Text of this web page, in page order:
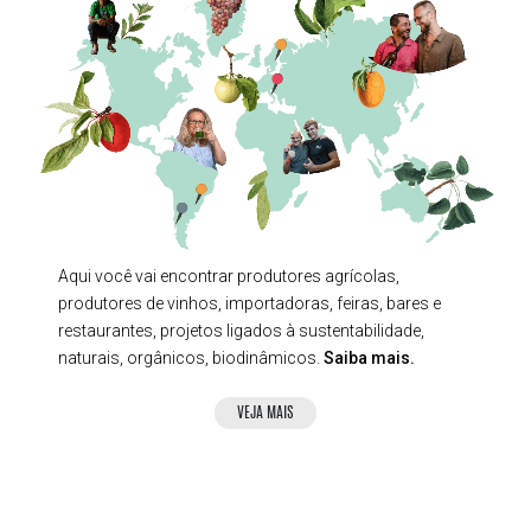
Aqui você vai encontrar produtores agrícolas,
produtores de vinhos, importadoras, feiras, bares e
restaurantes, projetos ligados à sustentabilidade,
naturais, orgânicos, biodinâmicos.Saiba mais.
VEJA MAIS